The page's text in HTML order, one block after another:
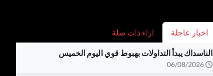
اخبار عاجلة اراء ذات صلة
الناسداك يبدأ التداولات بهبوط قوي اليوم الخميس